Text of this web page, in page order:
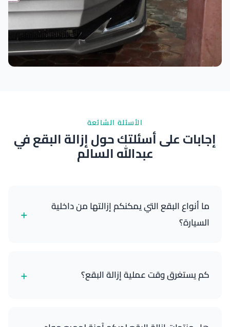
الأسئلة الشائعة
إجابات على أسئلتك حول إزالة البقع في
عبدالله السالم
ما أنواع البقع التي يمكنكم إزالتها من داخلية
السيارة؟
+
والزيت والشحوم والمكياج والدم وبقع الحيوانات الأليفة
كم يستغرق وقت عملية إزالة البقع؟ +
عدد وحجم وشدة البقع. نعمل بكفاءة مع ضمان